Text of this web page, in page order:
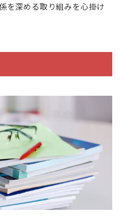
を深める取り組みを心掛け